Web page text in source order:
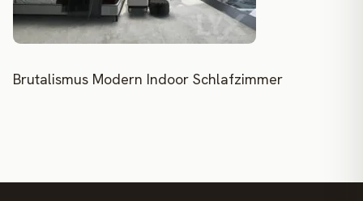
Brutalismus Modern Indoor Schlafzimmer